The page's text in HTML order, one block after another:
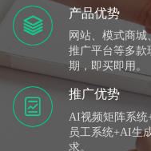
业，公司以致力于让每
户提供整体解决方案。
SpringBoot、
Androd、视频制作等技
企业自企业网站建设到
护、软件资质证书、企
产品优势
网站、模式商
推广平台等多款
期，即买即用。
推广优势
AI视频矩阵系统
员工系统+AI生
求。